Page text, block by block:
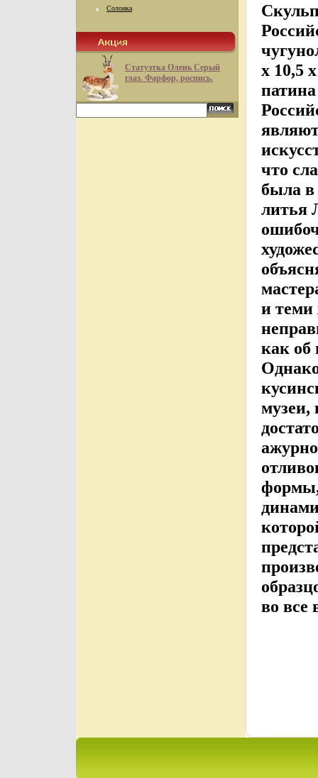
Солонка
Статуэтка Олень Серый
глаз. Фарфор, роспись.
х 10,5
что
была в
литья
и теми
как об
музеи,
формы,
во все